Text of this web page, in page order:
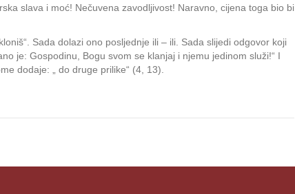
slava i moć! Nečuvena zavodljivost! Naravno, cijena toga bio bi
Sada dolazi ono posljednje ili – ili. Sada slijedi odgovor koji
je: Gospodinu, Bogu svom se klanjaj i njemu jedinom služi!“ I
dodaje: „ do druge prilike“ (4, 13).